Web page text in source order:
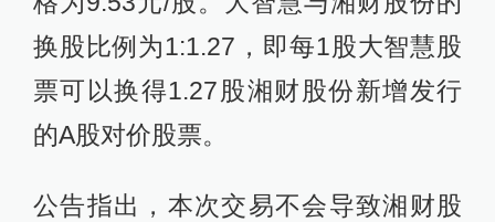
换股比例为1:1.27，即每1股大智慧股
票可以换得1.27股湘财股份新增发行
的A股对价股票。
公告指出，本次交易不会导致湘财股